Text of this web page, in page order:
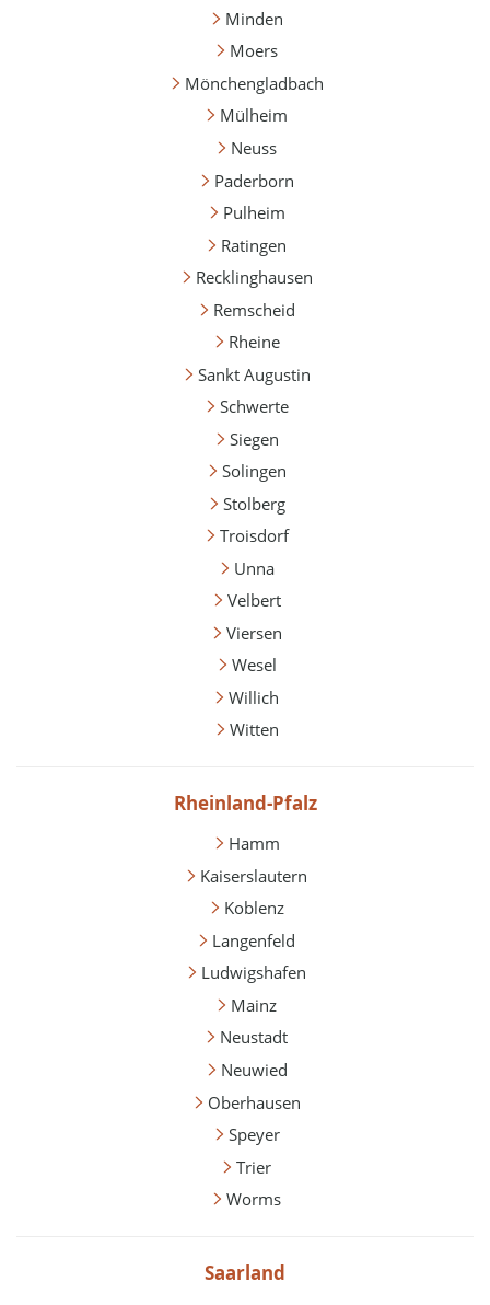
Minden
Moers
Mönchengladbach
Mülheim
Neuss
Paderborn
Pulheim
Ratingen
Recklinghausen
Remscheid
Rheine
Sankt Augustin
Schwerte
Siegen
Solingen
Stolberg
Troisdorf
Unna
Velbert
Viersen
Wesel
Willich
Witten
Rheinland-Pfalz
Hamm
Kaiserslautern
Koblenz
Langenfeld
Ludwigshafen
Mainz
Neustadt
Neuwied
Oberhausen
Speyer
Trier
Worms
Saarland